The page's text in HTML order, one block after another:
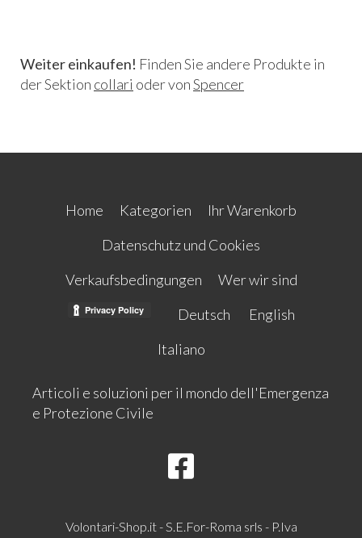
Weiter einkaufen! Finden Sie andere Produkte in
der Sektion collari oder vonSpencer
Home Kategorien
Ihr Warenkorb
Datenschutz und Cookies
Verkaufsbedingungen
Wer wir sind
Deutsch
English
Italiano
Articoli e soluzioni per il mondo dell'Emergenza
e Protezione Civile
Volontari-Shop.it - S.E.For-Roma srls - P.Iva